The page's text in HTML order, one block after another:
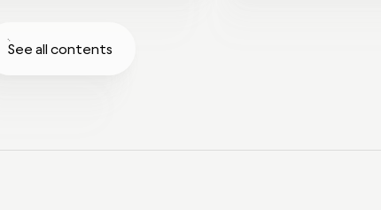
See all contents